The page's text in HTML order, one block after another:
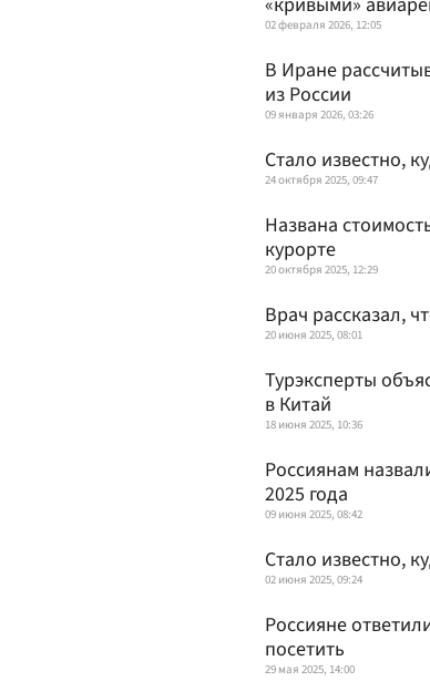
02 февраля 2026, 12:05
В Иране
из России
09 января 2026, 03:26
Стало известно,
24 октября 2025, 09:47
Названа
курорте
20 октября 2025, 12:29
Врач рассказал,
20 июня 2025, 08:01
Турэксперты
в Китай
18 июня 2025, 10:36
Россиянам
2025 года
09 июня 2025, 08:42
Стало известно,
02 июня 2025, 09:24
Россияне
посетить
29 мая 2025, 14:00